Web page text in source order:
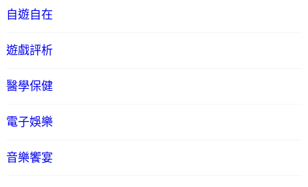
自遊自在
遊戲評析
醫學保健
電子娛樂
音樂饗宴